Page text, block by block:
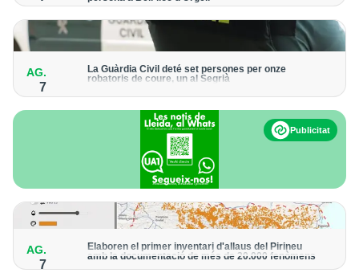
forma progressiva
AG.
7
La Guàrdia Civil deté set persones per onze
robatoris de coure, un al Segrià
Publicitat
AG.
7
Elaboren el primer inventari d'allaus del Pirineu
amb la documentació de més de 20.000 fenòmens
Obra de l'Institut Cartogràfic i Geològic de Catalunya, amb